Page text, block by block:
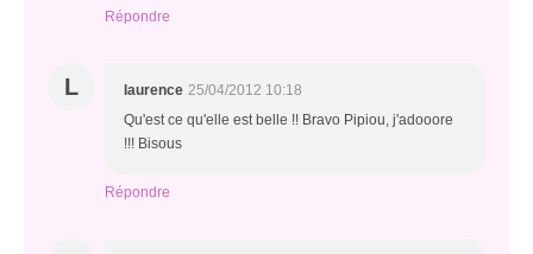
Répondre
L laurence 25/04/2012 10:18
Qu'est ce qu'elle est belle !! Bravo Pipiou, j'adooore
!!! Bisous
Répondre